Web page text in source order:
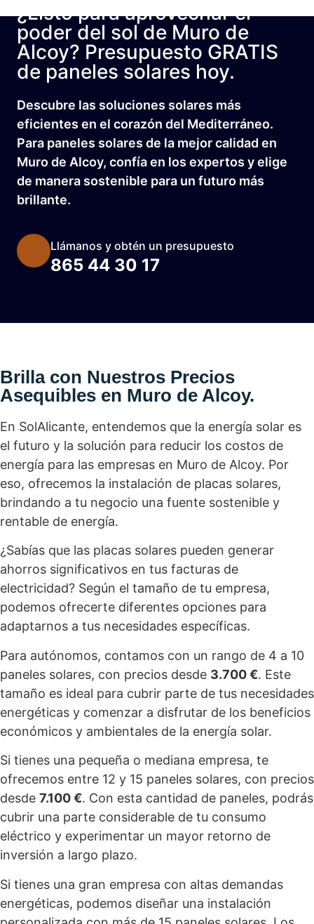
¿Listo para aprovechar el
poder del sol de Muro de
Alcoy? Presupuesto GRATIS
de paneles solares hoy.
Descubre las soluciones solares más
eficientes en el corazón del Mediterráneo.
Para paneles solares de la mejor calidad en
Muro de Alcoy, confía en los expertos y elige
de manera sostenible para un futuro más
brillante.
Llámanos y obtén un presupuesto
865 44 30 17
Brilla con Nuestros Precios
Asequibles en Muro de Alcoy.
En SolAlicante, entendemos que la energía solar es
el futuro y la solución para reducir los costos de
energía para las empresas en Muro de Alcoy. Por
eso, ofrecemos la instalación de placas solares,
brindando a tu negocio una fuente sostenible y
rentable de energía.
¿Sabías que las placas solares pueden generar
ahorros significativos en tus facturas de
electricidad? Según el tamaño de tu empresa,
podemos ofrecerte diferentes opciones para
adaptarnos a tus necesidades específicas.
Para autónomos, contamos con un rango de 4 a 10
paneles solares, con precios desde 3.700 €. Este
tamaño es ideal para cubrir parte de tus necesidades
energéticas y comenzar a disfrutar de los beneficios
económicos y ambientales de la energía solar.
Si tienes una pequeña o mediana empresa, te
ofrecemos entre 12 y 15 paneles solares, con precios
desde 7.100 €. Con esta cantidad de paneles, podrás
cubrir una parte considerable de tu consumo
eléctrico y experimentar un mayor retorno de
inversión a largo plazo.
Si tienes una gran empresa con altas demandas
energéticas, podemos diseñar una instalación